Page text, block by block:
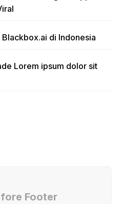
di Indonesia
Lorem ipsum dolor sit
Footer